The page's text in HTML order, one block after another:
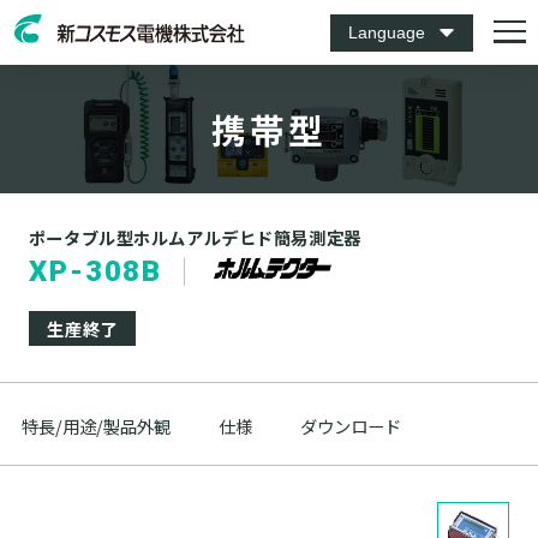
Language
携帯型
ポータブル型ホルムアルデヒド簡易測定器
XP-308B
生産終了
特長/用途/製品外観 仕様 ダウンロード